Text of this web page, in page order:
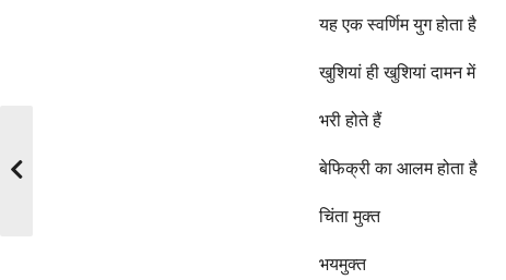
यह एक स्वर्णिम युग होता है
खुशियां ही खुशियां दामन में
भरी होते हैं
बेफिक्री का आलम होता है
चिंता मुक्त
भयमुक्त